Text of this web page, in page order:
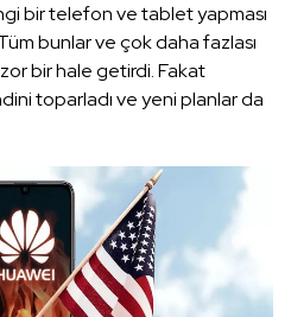
bir telefon ve tablet yapması
bunlar ve çok daha fazlası
zor bir hale getirdi. Fakat
toparladı ve yeni planlar da